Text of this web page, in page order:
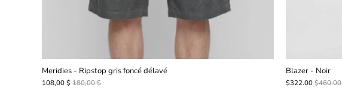
Meridies - Ripstop gris foncé délavé
108,00 $ 180,00 $
Blazer - Noir
$322.00 $460.00